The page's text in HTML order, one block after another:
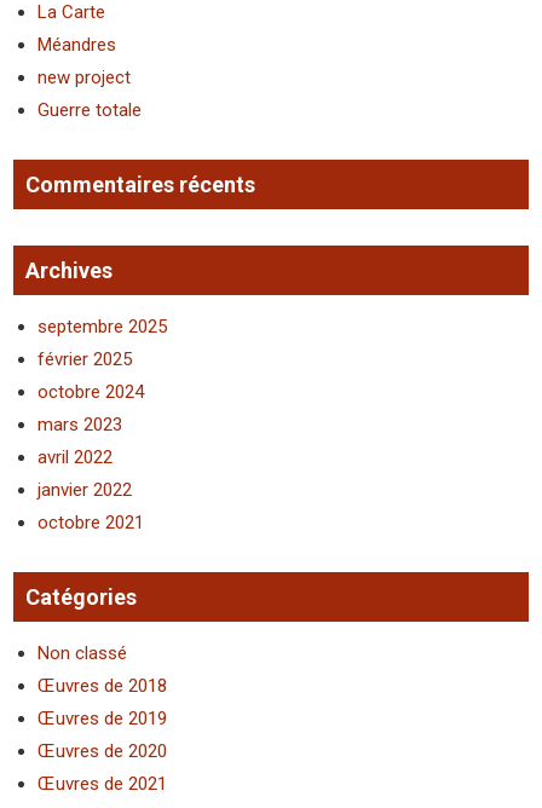
La Carte
Méandres
new project
Guerre totale
Commentaires récents
Archives
septembre 2025
février 2025
octobre 2024
mars 2023
avril 2022
janvier 2022
octobre 2021
Catégories
Non classé
Œuvres de 2018
Œuvres de 2019
Œuvres de 2020
Œuvres de 2021